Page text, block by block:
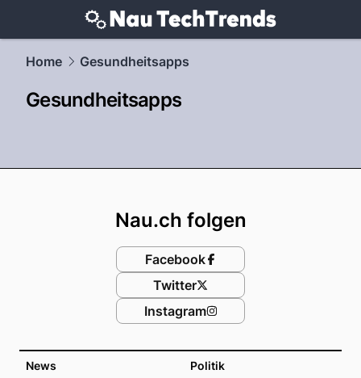
techtrends.NAU.ch
Home Gesundheitsapps
Gesundheitsapps
News Politik
Nau.ch folgen
Facebook
Twitter
Instagram